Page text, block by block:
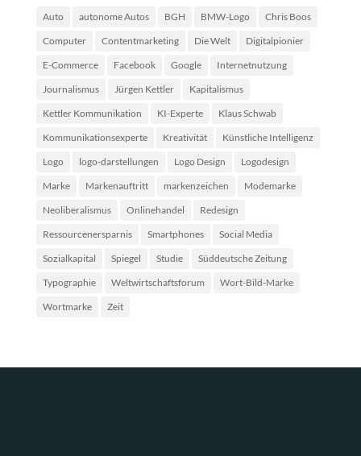
Auto autonome Autos BGH BMW-Logo
Chris Boos
Computer
Contentmarketing Die Welt
Digitalpionier
E-Commerce
Facebook Google
Internetnutzung
Journalismus
Jürgen Kettler
Kapitalismus
Kettler Kommunikation
KI-Experte
Klaus Schwab
Kommunikationsexperte
Kreativität
Künstliche Intelligenz
Logo
logo-darstellungen Logo Design
Logodesign
Marke
Markenauftritt markenzeichen
Modemarke
Neoliberalismus
Onlinehandel
Redesign
Ressourcenersparnis
Smartphones
Social Media
Sozialkapital
Spiegel Studie
Süddeutsche Zeitung
Typographie
Weltwirtschaftsforum
Wort-Bild-Marke
Wortmarke
Zeit